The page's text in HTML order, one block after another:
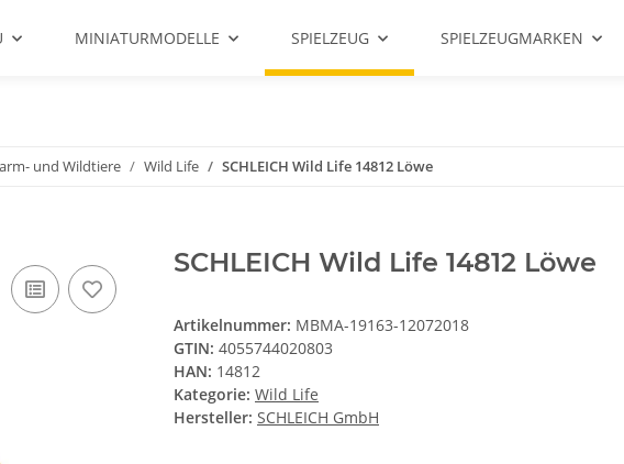
MINIATURMODELLE SPIELZEUG SPIELZEUGMARKEN
und Wildtiere Wild Life SCHLEICH Wild Life 14812 Löwe
SCHLEICH Wild Life 14812 Löwe
Artikelnummer: MBMA-19163-12072018
GTIN: 4055744020803
HAN: 14812
Kategorie: Wild Life
Hersteller: SCHLEICH GmbH